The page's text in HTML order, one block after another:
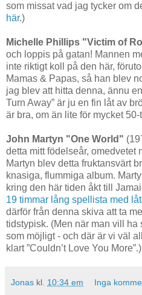
som missat vad jag tycker om
här.)
Michelle Phillips "Victim of
och loppis på gatan! Mannen
inte riktigt koll på den här,
Mamas & Papas, så han blev
jag blev att hitta denna, ännu
Turn Away” är ju en fin låt av
är bra, om än lite för mycket 50-
John Martyn "One World"
detta mitt födelseår, omedvetet
Martyn blev detta fruktansvärt
knasiga, flummiga album.
kring den här tiden åkt till
19 timmar lång spellista med
därför från denna skiva att ta
tidstypisk. (Men när man vill ha
som möjligt - och där är vi väl
klart ”Couldn’t Love You More”.)
Jonas kl. 10:34 em Inga